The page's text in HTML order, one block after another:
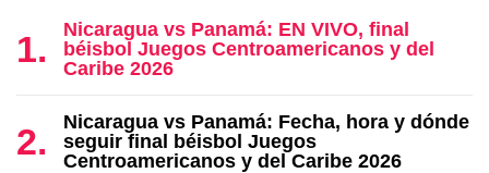
Nicaragua vs Panamá: EN VIVO, final
béisbol Juegos Centroamericanos y del
Caribe 2026
Nicaragua vs Panamá: Fecha, hora y dónde
seguir final béisbol Juegos
Centroamericanos y del Caribe 2026